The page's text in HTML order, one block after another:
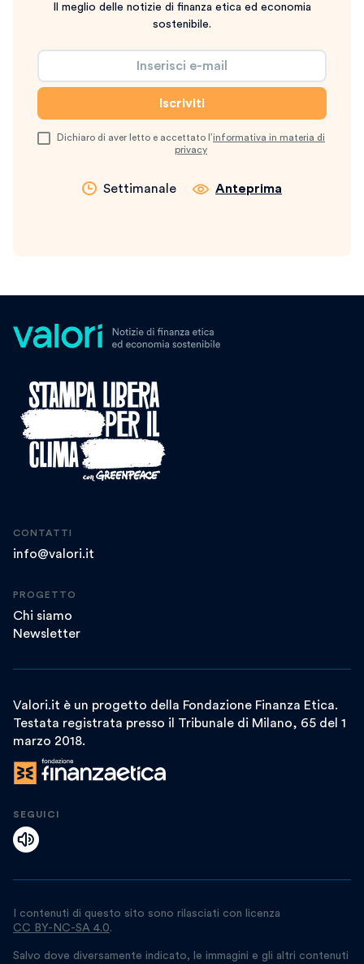
Il meglio delle notizie di finanza etica ed economia
sostenibile.
Dichiaro di aver letto e accettato l’informativa in materia di
privacy
Settimanale Anteprima
CONTATTI
info@valori.it
PROGETTO
Chi siamo
Newsletter
Valori.it è un progetto della Fondazione Finanza Etica.
Testata registrata presso il Tribunale di Milano, 65 del 1
marzo 2018.
SEGUICI
I contenuti di questo sito sono rilasciati con licenza
CC BY-NC-SA 4.0.
Salvo dove diversamente indicato, le immagini e gli altri contenuti